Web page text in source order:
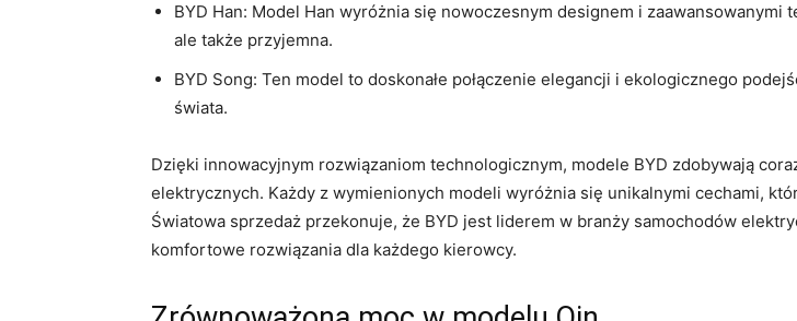
BYD Han:‍ Model Han wyróżnia się nowoczesnym designem i
ale także przyjemna.
BYD Song: Ten⁣ model to doskonałe połączenie elegancji i⁣ ekologicznego
świata.
Dzięki innowacyjnym rozwiązaniom technologicznym, modele BYD zdobywają
elektrycznych.⁢ Każdy z wymienionych modeli ⁣wyróżnia się unikalnymi‌ cechami,
Światowa sprzedaż przekonuje, że BYD jest liderem w ⁢branży samochodów​
komfortowe rozwiązania dla każdego kierowcy.